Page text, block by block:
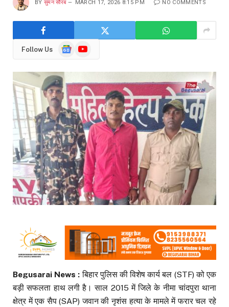
BY सुमन सौरब MARCH 17, 2026 8:15 PM NO COMMENTS
Follow Us
GoogleYouTube
Begusarai News :बिहार पुलिस की विशेष कार्य बल (STF) को एक
बड़ी सफलता हाथ लगी है। साल 2015 में जिले के नीमा चांदपुरा थाना
क्षेत्र में एक सैप (SAP) जवान की नृशंस हत्या के मामले में फरार चल रहे